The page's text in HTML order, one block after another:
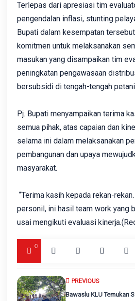
Terlepas dari apresiasi tim
pengendalan inflasi, stunting
Bupati dalam kesempatan
komitmen untuk melaksanakan
masukan yang disampaikan tim
peningkatan pengawasaan
bersubsidi di tengah-tengah
Pj. Bupati menyampaikan terima
semua pihak, atas capaian dan
selama ini dalam melaksanakan
pembangunan dan upaya
masyarakat.
“Terima kasih kepada rekan-
personil, ini hasil team work yang
usai mengikuti evaluasi
0
PREVIOUS
Bawaslu KLU Temukan